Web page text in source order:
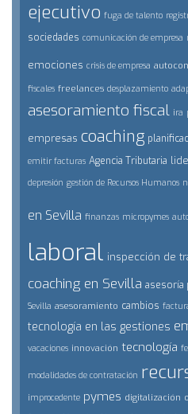
ejecutivo fuga de talento
sociedades comunicación de empresa
emociones crisis de empresa
fiscales freelances desplazamiento
asesoramiento fiscal ira
empresas coaching
emitir facturas Agencia Tributaria
depresión gestión de Recursos Humanos
en Sevilla finanzas micropymes
laboral inspección de
coaching en Sevilla asesoría
Sevilla asesoramiento cambios
tecnología en las gestiones
vacaciones innovación tecnología
modalidades de contratación
improcedente pymes digitalización